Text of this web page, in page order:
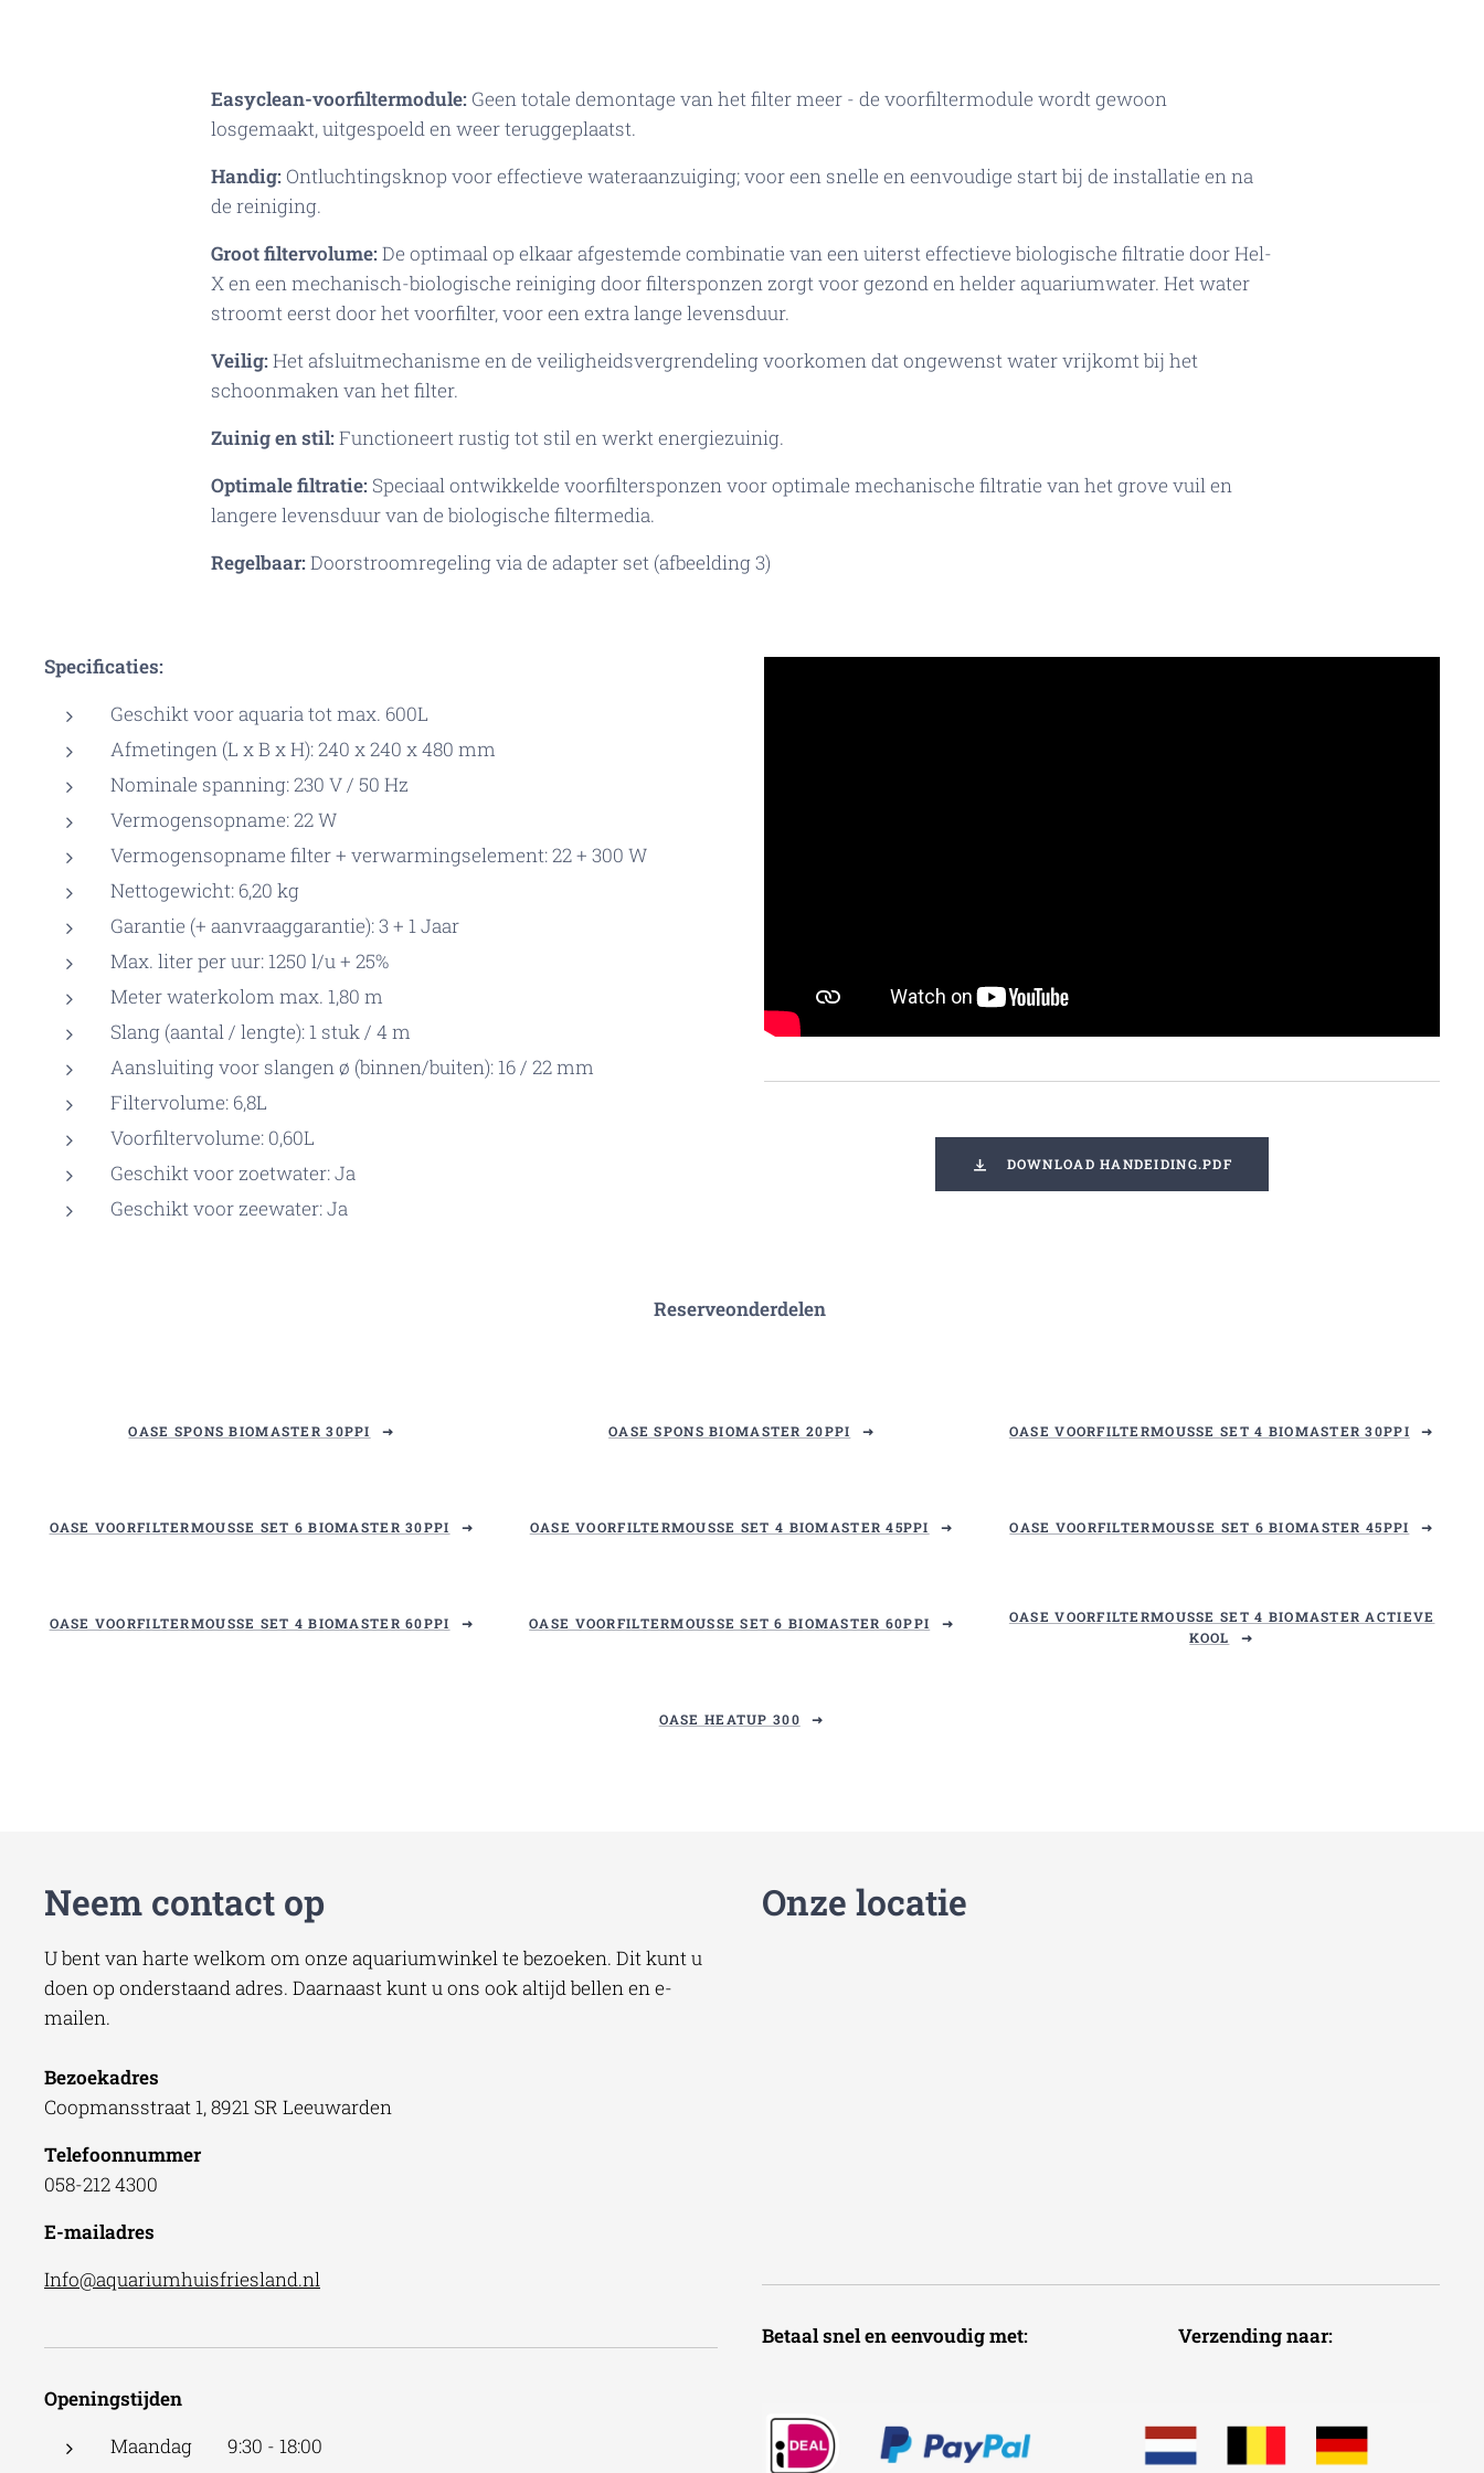
Easyclean-voorfiltermodule:Geen totale demontage van het filter meer - de voorfiltermodule wordt gewoon
losgemaakt, uitgespoeld en weer teruggeplaatst.
Handig: Ontluchtingsknop voor effectieve wateraanzuiging; voor een snelle en eenvoudige start bij de installatie en na
de reiniging.
Groot filtervolume:De optimaal op elkaar afgestemde combinatie van een uiterst effectieve biologische filtratie door Hel-
X en een mechanisch-biologische reiniging door filtersponzen zorgt voor gezond en helder aquariumwater. Het water
stroomt eerst door het voorfilter, voor een extra lange levensduur.
Veilig:Het afsluitmechanisme en de veiligheidsvergrendeling voorkomen dat ongewenst water vrijkomt bij het
schoonmaken van het filter.
Zuinig en stil:Functioneert rustig tot stil en werkt energiezuinig.
Optimale filtratie:Speciaal ontwikkelde voorfiltersponzen voor optimale mechanische filtratie van het grove vuil en
langere levensduur van de biologische filtermedia.
Regelbaar:Doorstroomregeling via de adapter set (afbeelding 3)
Specificaties:
Geschikt voor aquaria tot max. 600L
Afmetingen (L x B x H): 240 x 240 x 480 mm
Nominale spanning: 230 V / 50 Hz
Vermogensopname: 22 W
Vermogensopname filter + verwarmingselement: 22 + 300 W
Nettogewicht: 6,20 kg
Garantie (+ aanvraaggarantie): 3 + 1 Jaar
Max. liter per uur: 1250 l/u + 25%
Meter waterkolom max. 1,80 m
Slang (aantal / lengte): 1 stuk / 4 m
Aansluiting voor slangen ø (binnen/buiten): 16 / 22 mm
Filtervolume: 6,8L
Voorfiltervolume: 0,60L
Geschikt voor zoetwater: Ja
Geschikt voor zeewater: Ja
DOWNLOAD HANDEIDING.PDF
Reserveonderdelen
OASE SPONS BIOMASTER 30PPI
OASE VOORFILTERMOUSSE SET 6 BIOMASTER 30PPI
OASE VOORFILTERMOUSSE SET 4 BIOMASTER 60PPI
OASE SPONS BIOMASTER 20PPI
OASE VOORFILTERMOUSSE SET 4 BIOMASTER 45PPI
OASE VOORFILTERMOUSSE SET 6 BIOMASTER 60PPI
OASE HEATUP 300
OASE VOORFILTERMOUSSE SET 4 BIOMASTER 30PPI
OASE VOORFILTERMOUSSE SET 6 BIOMASTER 45PPI
OASE VOORFILTERMOUSSE SET 4 BIOMASTER ACTIEVE
KOOL
Neem contact op
U bent van harte welkom om onze aquariumwinkel te bezoeken. Dit kunt u
doen op onderstaand adres. Daarnaast kunt u ons ook altijd bellen en e-
mailen.
Bezoekadres
Coopmansstraat 1, 8921 SR Leeuwarden
Telefoonnummer
058-212 4300
E-mailadres
Info@aquariumhuisfriesland.nl
Openingstijden
Maandag 9:30 - 18:00
Onze locatie
Betaal snel en eenvoudig met: Verzending naar: